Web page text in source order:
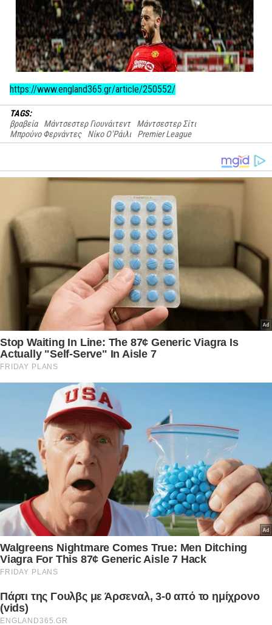
https://www.england365.gr/article/250552/
TAGS:
βραβεία
Μάντσεστερ Γιουνάιτεντ
Μάντσεστερ Σίτι
Μπρούνο Φερνάντες
Νίκο Ο'Ράιλι Premier League